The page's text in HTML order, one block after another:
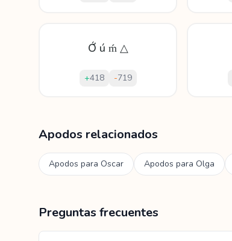
Ớ ú ḿ △
+418 -719
Apodos relacionados
Apodos para Oscar Apodos para Olga
Preguntas frecuentes